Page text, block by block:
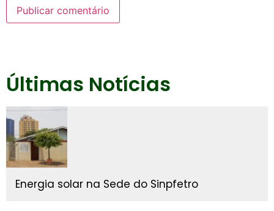
Últimas Notícias
Energia solar na Sede do Sinpfetro